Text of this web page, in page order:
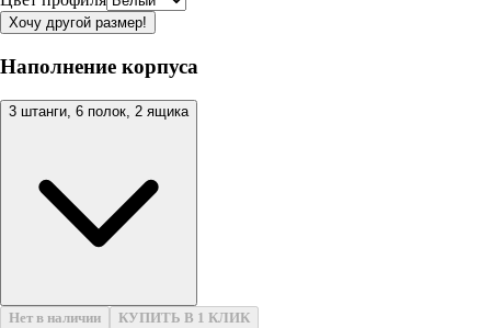
Хочу другой размер!
Наполнение корпуса
3 штанги, 6 полок, 2 ящика
Нет в наличии КУПИТЬ В 1 КЛИК